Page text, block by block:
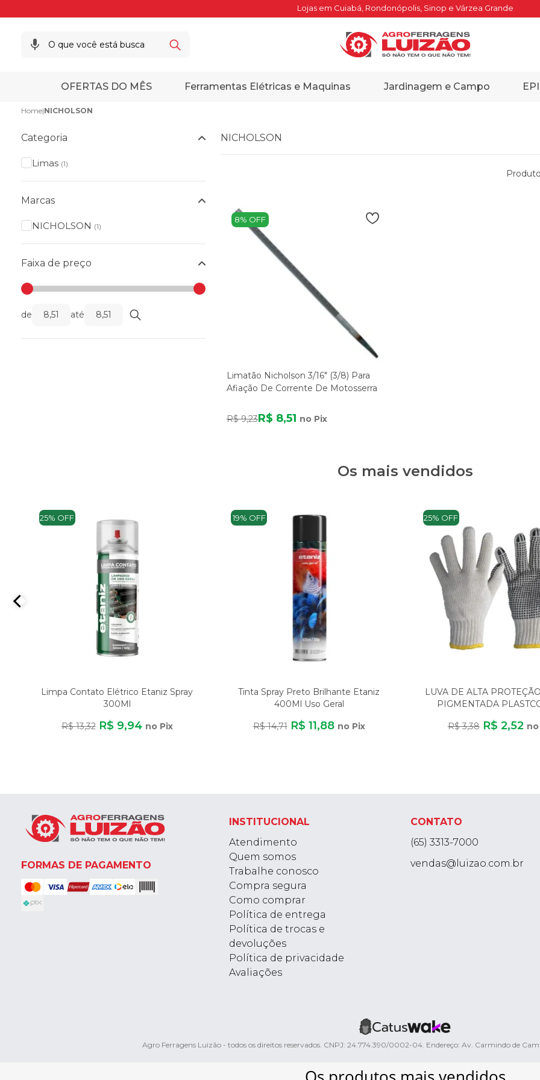
Lojas em Cuiabá, Rondonópolis, Sinop e Várzea Grande
OFERTAS DO MÊS Ferramentas Elétricas e Maquinas Jardinagem e Campo
Home|NICHOLSON
Categoria
Limas (1)
Marcas
NICHOLSON (1)
Faixa de preço
de até
NICHOLSON
8% OFF
Limatão Nicholson 3/16" (3/8) Para
Afiação De Corrente De Motosserra
R$ 9,23R$ 8,51 no Pix
Os mais vendidos
25% OFF
Limpa Contato Elétrico Etaniz Spray
300Ml
R$ 13,32 R$ 9,94 no Pix
19% OFF
Tinta Spray Preto Brilhante Etaniz
400Ml Uso Geral
R$ 14,71 R$ 11,88 no Pix
25% OFF
LUVA DE ALTA
PIGMENTADA
R$ 3,38 R$ 2,52 no
FORMAS DE PAGAMENTO
INSTITUCIONAL
Atendimento
Quem somos
Trabalhe conosco
Compra segura
Como comprar
Política de entrega
Política de trocas e
devoluções
Política de privacidade
Avaliações
CONTATO
(65) 3313-7000
vendas@luizao.com.br
Agro Ferragens Luizão - todos os direitos reservados. CNPJ: 24.774.390/0002-04. Endereço: Av. Carmindo de